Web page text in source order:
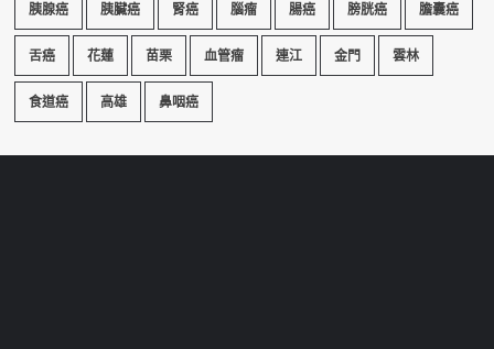
胰腺癌 胰臟癌 腎癌 腦瘤 腸癌 膀胱癌 膽囊癌
舌癌 花蓮 苗栗 血管瘤 連江 金門 雲林
食道癌 高雄 鼻咽癌